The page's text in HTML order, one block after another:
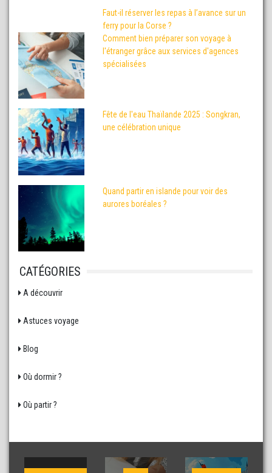
Faut-il réserver les repas à l’avance sur un
ferry pour la Corse ?
Comment bien préparer son voyage à
l'étranger grâce aux services d'agences
spécialisées
Fête de l'eau Thaïlande 2025 : Songkran,
une célébration unique
Quand partir en islande pour voir des
aurores boréales ?
CATÉGORIES
A découvrir
Astuces voyage
Blog
Où dormir ?
Où partir ?